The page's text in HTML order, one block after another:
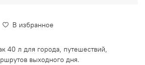
В избранное
40 л для города, путешествий,
выходного дня.